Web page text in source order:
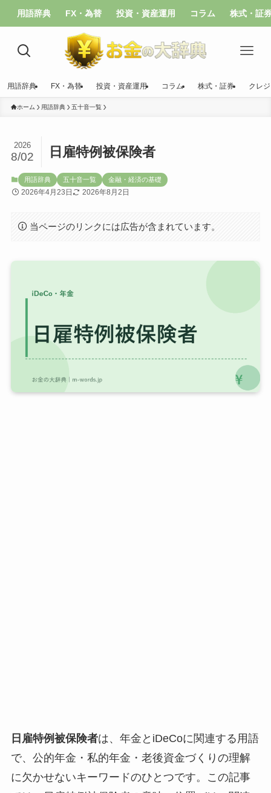
用語辞典 FX・為替 投資・資産運用 コラム 株式・証
用語辞典 FX・為替 投資・資産運用 コラム 株式・証券 クレ
ホーム 用語辞典 五十音一覧
日雇特例被保険者
2026
8/02
用語辞典 五十音一覧 金融・経済の基礎
2026年4月23日 2026年8月2日
当ページのリンクには広告が含まれています。
日雇特例被保険者は、年金とiDeCoに関連する用語
で、公的年金・私的年金・老後資金づくりの理解
に欠かせないキーワードのひとつです。この記事